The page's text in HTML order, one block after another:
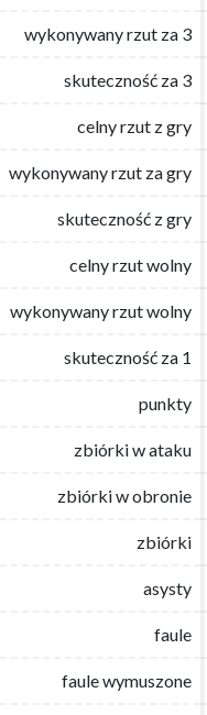
wykonywany rzut za 3
skuteczność za 3
celny rzut z gry
wykonywany rzut za gry
skuteczność z gry
celny rzut wolny
wykonywany rzut wolny
skuteczność za 1
punkty
zbiórki w ataku
zbiórki w obronie
zbiórki
asysty
faule
faule wymuszone
wykonywany rzut za 3
skuteczność za 3
celny rzut z gry
wykonywany rzut za gry
skuteczność z gry
celny rzut wolny
wykonywany rzut wolny
skuteczność za 1
punkty
zbiórki w ataku
zbiórki w obronie
zbiórki
asysty
faule
faule wymuszone